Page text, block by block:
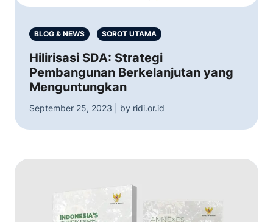
BLOG & NEWS SOROT UTAMA
Hilirisasi SDA: Strategi
Pembangunan Berkelanjutan yang
Menguntungkan
September 25, 2023 | by ridi.or.id